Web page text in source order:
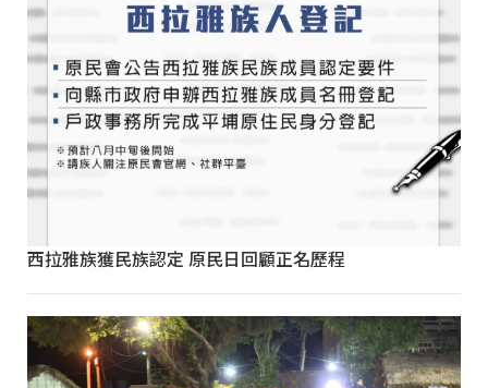
西拉雅族獲民族認定 原民日回顧正名歷程